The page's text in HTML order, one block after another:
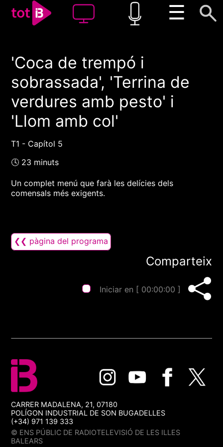
☰
00:00 00:00
1x
'Coca de trempó i
sobrassada', 'Terrina de
verdures amb pesto' i
'Llom amb col'
T1 - Capítol 5
🕓 23 minuts
Un complet menú que farà les delícies dels
comensals més exigents.
❮❮ pàgina del programa
Comparteix
Iniciar en [ 00:00:00 ]
CARRER MADALENA, 21, 07180
POLÍGON INDUSTRIAL DE SON BUGADELLES
(+34) 971 139 333
© ENS PÚBLIC DE RADIOTELEVISIÓ DE LES ILLES
BALEARS